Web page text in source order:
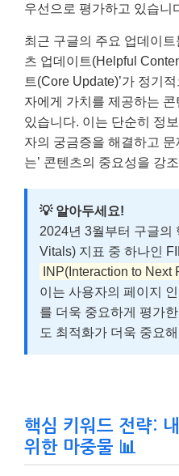
우선으로 평가하고 있습니
최근 구글의 주요 업데이트
츠 업데이트(Helpful
트(Core Update)’가 정기
자에게 가치를 제공하는
있습니다. 이는 단순히 정
자의 궁금증을 해결하고
는’ 콘텐츠의 중요성을 강
💡 알아두세요!
2024년 3월부터 구글의
Vitals) 지표 중 하나인
INP(Interaction to Next
이는 사용자의 페이지
를 더욱 중요하게 평가
도 최적화가 더욱 중요
핵심 키워드 전략:
위한 마중물 📊